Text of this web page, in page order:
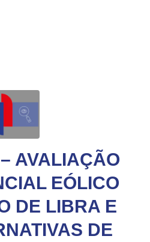
AVALIAÇÃO
EÓLICO
DE LIBRA E
DE